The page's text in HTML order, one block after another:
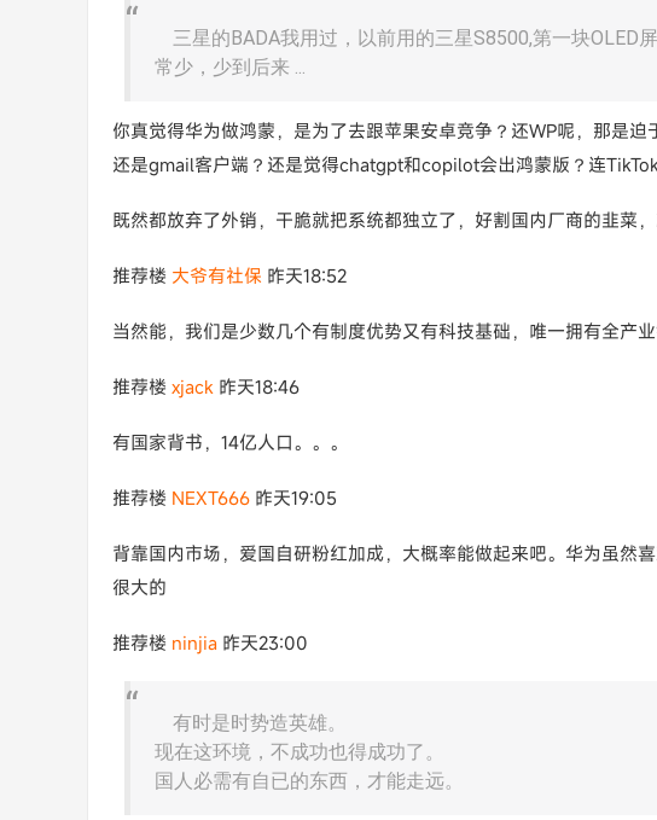
三星的BADA我用过，以前用的三星S8500,第一块OLED
常少，少到后来 ...
你真觉得华为做鸿蒙，是为了去跟苹果安卓竞争？还WP呢，那是
还是gmail客户端？还是觉得chatgpt和copilot会出鸿蒙版？连TikTok
既然都放弃了外销，干脆就把系统都独立了，好割国内厂商的韭菜，
推荐楼 大爷有社保 昨天18:52
当然能，我们是少数几个有制度优势又有科技基础，唯一拥有全产
推荐楼 xjack 昨天18:46
有国家背书，14亿人口。。。
推荐楼 NEXT666 昨天19:05
背靠国内市场，爱国自研粉红加成，大概率能做起来吧。华为虽然
很大的
推荐楼 ninjia 昨天23:00
有时是时势造英雄。
现在这环境，不成功也得成功了。
国人必需有自已的东西，才能走远。